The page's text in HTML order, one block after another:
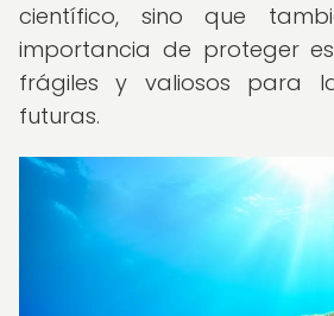
científico, sino que
importancia de proteger
frágiles y valiosos para
futuras.